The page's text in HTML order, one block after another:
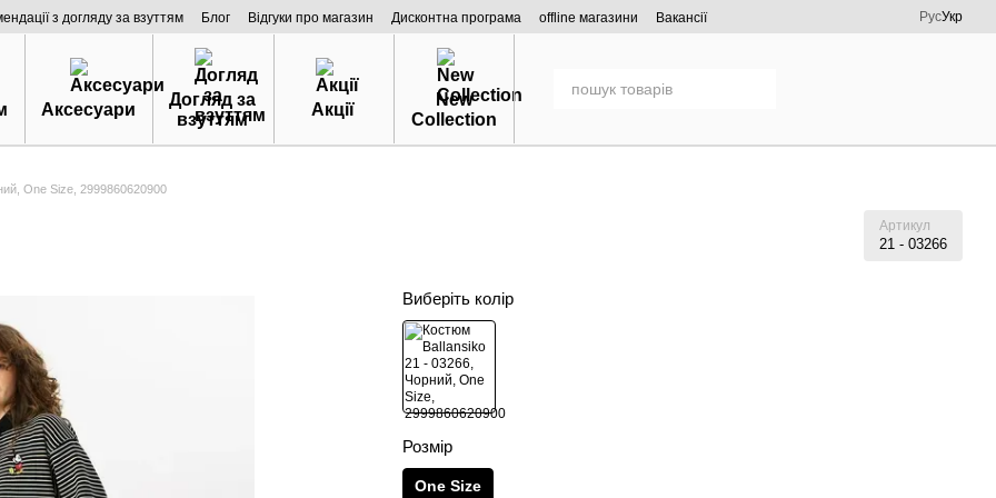
з догляду за взуттям Блог Відгуки про магазин Дисконтна програма offline магазини
Вакансії
РусУкр
Аксесуари
Догляд за
взуттям
Акції
New
Collection
One Size, 2999860620900
Артикул
21 - 03266
Виберіть колір
Розмір
One Size